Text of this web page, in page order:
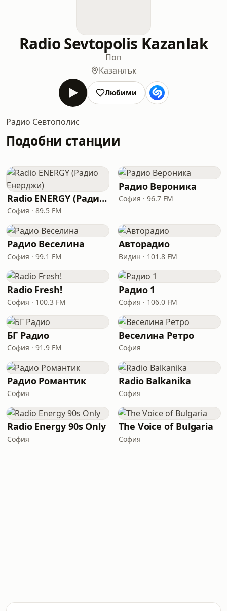
Radio Sevtopolis Kazanlak
Поп
Казанлък
Любими
Радио Севтополис
Подобни станции
Radio ENERGY (Радио Енерджи)
София · 89.5 FM
Радио Вероника
София · 96.7 FM
Радио Веселина
София · 99.1 FM
Авторадио
Видин · 101.8 FM
Radio Fresh!
София · 100.3 FM
Радио 1
София · 106.0 FM
БГ Радио
София · 91.9 FM
Веселина Ретро
София
Радио Романтик
София
Radio Balkanika
София
Radio Energy 90s Only
София
The Voice of Bulgaria
София